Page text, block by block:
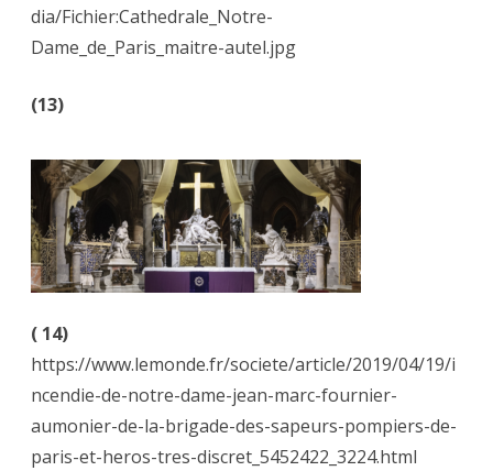
dia/Fichier:Cathedrale_Notre-
Dame_de_Paris_maitre-autel.jpg
(13)
( 14)
https://www.lemonde.fr/societe/article/2019/04/19/i
ncendie-de-notre-dame-jean-marc-fournier-
aumonier-de-la-brigade-des-sapeurs-pompiers-de-
paris-et-heros-tres-discret_5452422_3224.html